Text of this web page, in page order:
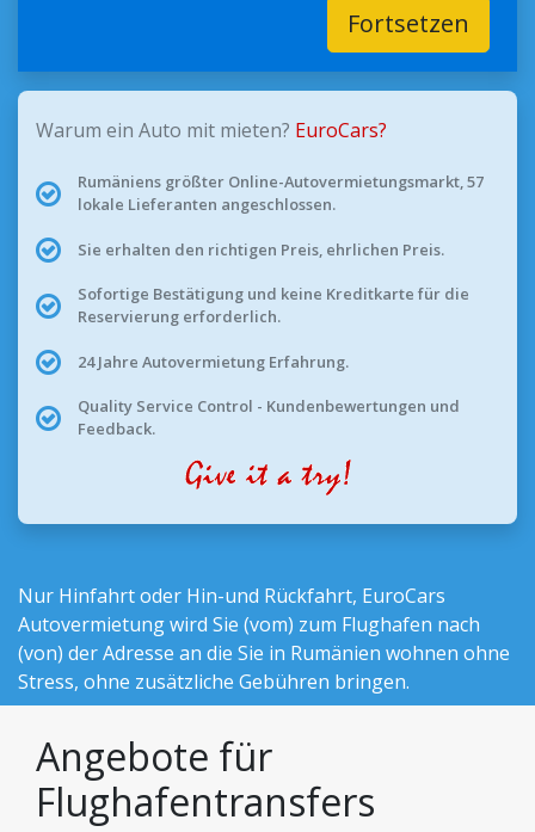
Fortsetzen
Warum ein Auto mit mieten? EuroCars?
Rumäniens größter Online-Autovermietungsmarkt, 57
lokale Lieferanten angeschlossen.
Sie erhalten den richtigen Preis, ehrlichen Preis.
Sofortige Bestätigung und keine Kreditkarte für die
Reservierung erforderlich.
24 Jahre Autovermietung Erfahrung.
Quality Service Control - Kundenbewertungen und
Feedback.
Nur Hinfahrt oder Hin-und Rückfahrt, EuroCars
Autovermietungwird Sie (vom) zum Flughafen nach
(von) der Adresse an die Sie in Rumänien wohnen ohne
Stress, ohne zusätzliche Gebühren bringen.
Angebote für
Flughafentransfers